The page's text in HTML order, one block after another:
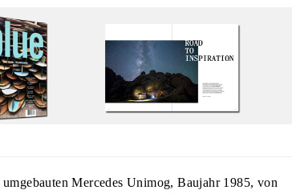
Mercedes Unimog, Baujahr 1985, von